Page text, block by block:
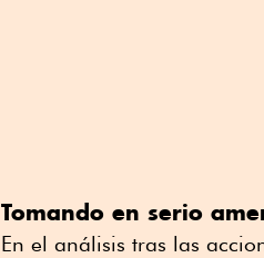
Tomando en serio
En el análisis tras las